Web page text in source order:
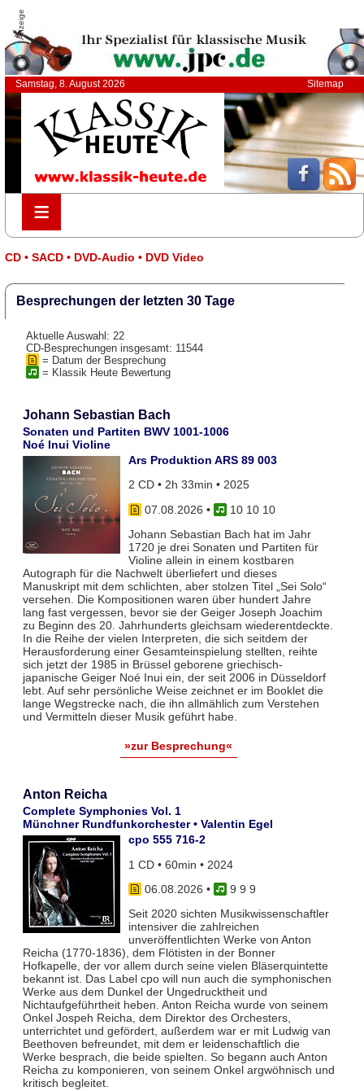
Anzeige
Samstag, 8. August 2026 Sitemap
≡
≡
CD • SACD • DVD-Audio • DVD Video
Besprechungen der letzten 30 Tage
Aktuelle Auswahl: 22
CD-Besprechungen insgesamt: 11544
= Datum der Besprechung
= Klassik Heute Bewertung
Johann Sebastian Bach
Sonaten und Partiten BWV 1001-1006
Noé Inui Violine
Ars Produktion ARS 89 003
2 CD • 2h 33min • 2025
07.08.2026 •
10 10 10
Johann Sebastian Bach hat im Jahr
1720 je drei Sonaten und Partiten für
Violine allein in einem kostbaren
Autograph für die Nachwelt überliefert und dieses
Manuskript mit dem schlichten, aber stolzen Titel „Sei Solo“
versehen. Die Kompositionen waren über hundert Jahre
lang fast vergessen, bevor sie der Geiger Joseph Joachim
zu Beginn des 20. Jahrhunderts gleichsam wiederentdeckte.
In die Reihe der vielen Interpreten, die sich seitdem der
Herausforderung einer Gesamteinspielung stellten, reihte
sich jetzt der 1985 in Brüssel geborene griechisch-
japanische Geiger Noé Inui ein, der seit 2006 in Düsseldorf
lebt. Auf sehr persönliche Weise zeichnet er im Booklet die
lange Wegstrecke nach, die ihn allmählich zum Verstehen
und Vermitteln dieser Musik geführt habe.
»zur Besprechung«
Anton Reicha
Complete Symphonies Vol. 1
Münchner Rundfunkorchester • Valentin Egel
cpo 555 716-2
1 CD • 60min • 2024
06.08.2026 •
9 9 9
Seit 2020 sichten Musikwissenschaftler
intensiver die zahlreichen
unveröffentlichten Werke von Anton
Reicha (1770-1836), dem Flötisten in der Bonner
Hofkapelle, der vor allem durch seine vielen Bläserquintette
bekannt ist. Das Label cpo will nun auch die symphonischen
Werke aus dem Dunkel der Ungedrucktheit und
Nichtaufgeführtheit heben. Anton Reicha wurde von seinem
Onkel Jospeh Reicha, dem Direktor des Orchesters,
unterrichtet und gefördert, außerdem war er mit Ludwig van
Beethoven befreundet, mit dem er leidenschaftlich die
Werke besprach, die beide spielten. So begann auch Anton
Reicha zu komponieren, von seinem Onkel argwöhnisch und
kritisch begleitet.